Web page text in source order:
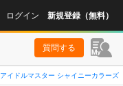
ログイン 新規登録（無料）
質問する
アイドルマスター シャイニーカラーズ